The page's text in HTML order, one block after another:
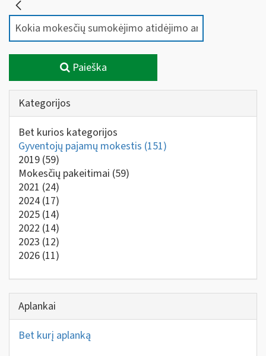
Paieška
Kategorijos
Bet kurios kategorijos
Gyventojų pajamų mokestis (151)
2019 (59)
Mokesčių pakeitimai (59)
2021 (24)
2024 (17)
2025 (14)
2022 (14)
2023 (12)
2026 (11)
Aplankai
Bet kurį aplanką